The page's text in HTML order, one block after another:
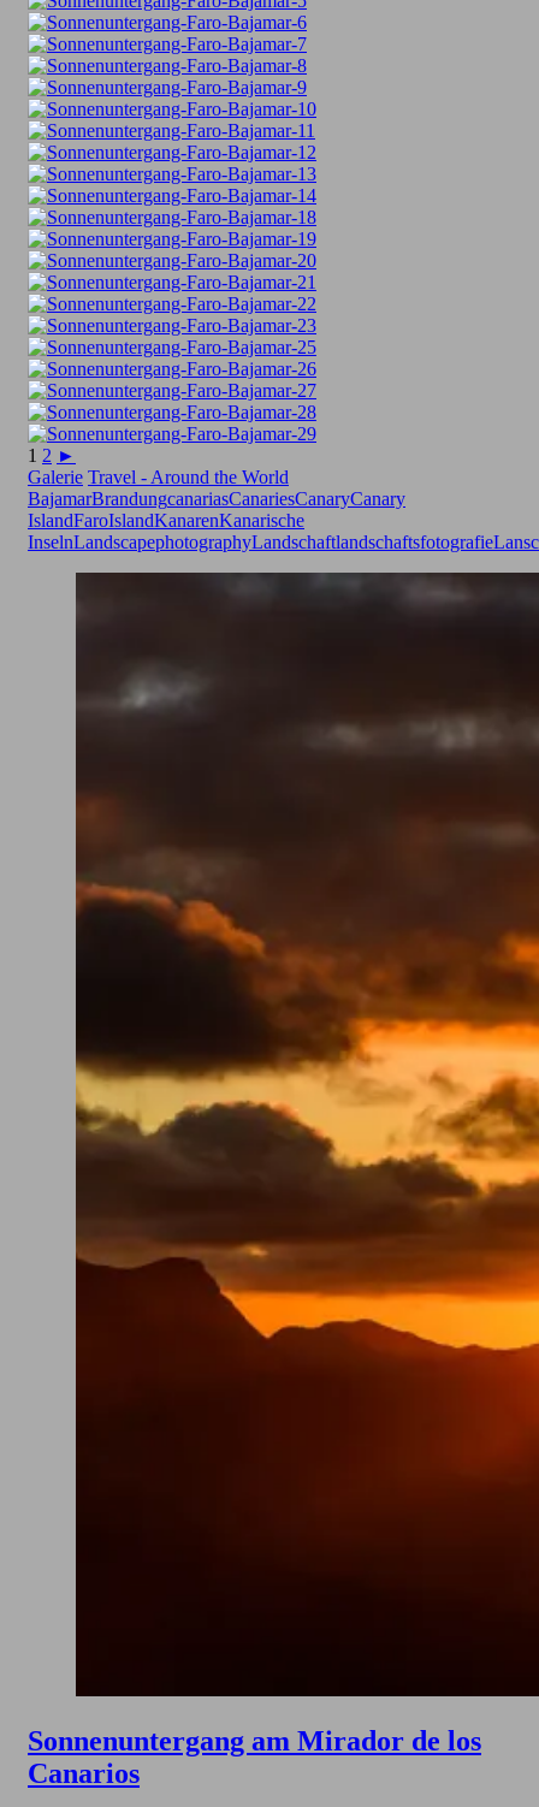
1 2 ►
Galerie Travel - Around the World
BajamarBrandungcanariasCanariesCanaryCanary
IslandFaroIslandKanarenKanarische
InselnLandscapephotographyLandschaftlandschaftsfotografie
Sonnenuntergang am Mirador de los
Canarios